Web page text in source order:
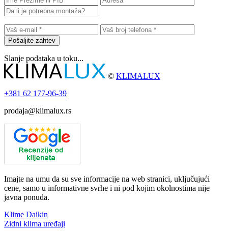
Pošaljite zahtev
Slanje podataka u toku...
© KLIMALUX
+381 62 177-96-39
prodaja@klimalux.rs
Imajte na umu da su sve informacije na web stranici, uključujući
cene, samo u informativne svrhe i ni pod kojim okolnostima nije
javna ponuda.
Klime Daikin
Zidni klima uređaji